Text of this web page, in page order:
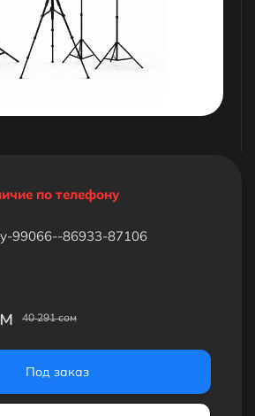
по телефону
99066--86933-87106
40 291 сом
Под заказ